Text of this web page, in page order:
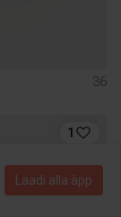
36
1
Laadi alla äpp